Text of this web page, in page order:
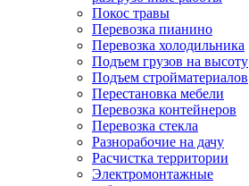
Покос травы
Перевозка пианино
Перевозка холодильника
Подъем грузов на высоту
Подъем стройматериалов
Перестановка мебели
Перевозка контейнеров
Перевозка стекла
Разнорабочие на дачу
Расчистка территории
Электромонтажные